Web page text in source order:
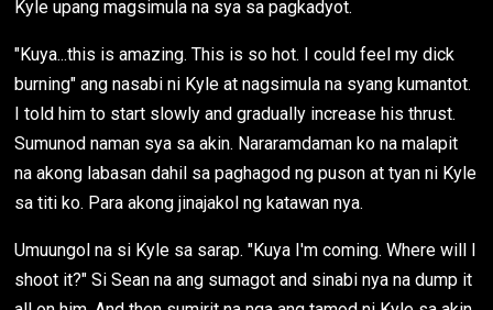
Kyle upang magsimula na sya sa pagkadyot.
"Kuya...this is amazing. This is so hot. I could feel my dick
burning" ang nasabi ni Kyle at nagsimula na syang kumantot.
I told him to start slowly and gradually increase his thrust.
Sumunod naman sya sa akin. Nararamdaman ko na malapit
na akong labasan dahil sa paghagod ng puson at tyan ni Kyle
sa titi ko. Para akong jinajakol ng katawan nya.
Umuungol na si Kyle sa sarap. "Kuya I'm coming. Where will I
shoot it?" Si Sean na ang sumagot and sinabi nya na dump it